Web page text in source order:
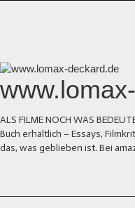
ALS FILME NOCH WAS
Buch erhältlich – Essays,
das, was geblieben ist. Bei